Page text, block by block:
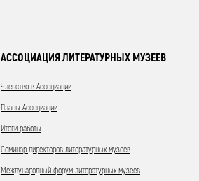
АССОЦИАЦИЯ ЛИТЕРАТУРНЫХ МУЗЕЕВ
Членство в Ассоциации
Планы Ассоциации
Итоги работы
Семинар директоров литературных музеев
Международный форум литературных музеев